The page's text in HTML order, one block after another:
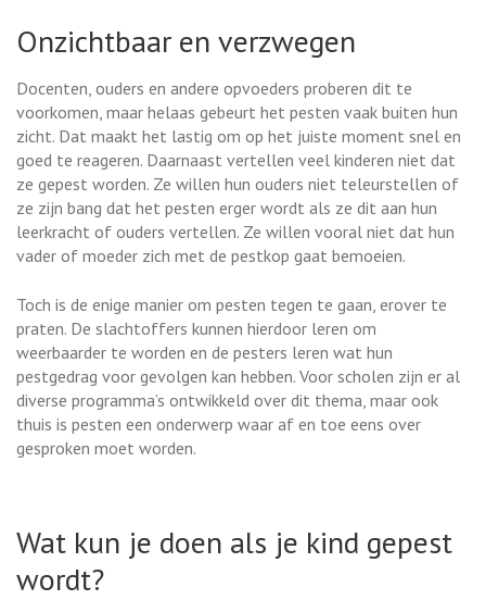
Onzichtbaar en verzwegen
Docenten, ouders en andere opvoeders proberen dit te
voorkomen, maar helaas gebeurt het pesten vaak buiten hun
zicht. Dat maakt het lastig om op het juiste moment snel en
goed te reageren. Daarnaast vertellen veel kinderen niet dat
ze gepest worden. Ze willen hun ouders niet teleurstellen of
ze zijn bang dat het pesten erger wordt als ze dit aan hun
leerkracht of ouders vertellen. Ze willen vooral niet dat hun
vader of moeder zich met de pestkop gaat bemoeien.
Toch is de enige manier om pesten tegen te gaan, erover te
praten. De slachtoffers kunnen hierdoor leren om
weerbaarder te worden en de pesters leren wat hun
pestgedrag voor gevolgen kan hebben. Voor scholen zijn er al
diverse programma’s ontwikkeld over dit thema, maar ook
thuis is pesten een onderwerp waar af en toe eens over
gesproken moet worden.
Wat kun je doen als je kind gepest
wordt?